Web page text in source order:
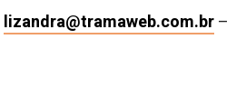
lizandra@tramaweb.com.br–